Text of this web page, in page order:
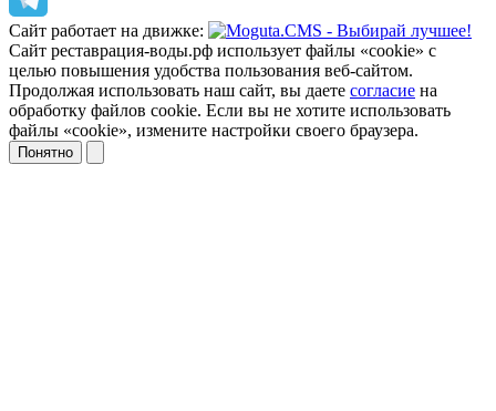
Сайт работает на движке:
Сайт реставрация-воды.рф использует файлы «cookie» с
целью повышения удобства пользования веб-сайтом.
Продолжая использовать наш сайт, вы даете согласие на
обработку файлов cookie. Если вы не хотите использовать
файлы «cookie», измените настройки своего браузера.
Понятно